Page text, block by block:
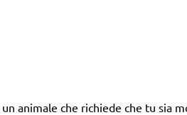
animale che richiede che tu sia